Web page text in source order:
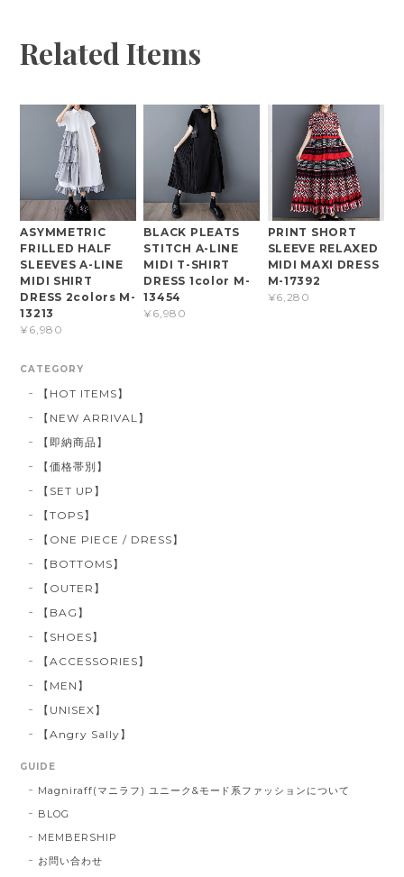
Related Items
ASYMMETRIC
FRILLED HALF
SLEEVES A-LINE
MIDI SHIRT
DRESS 2colors M-
13213
¥6,980
BLACK PLEATS
STITCH A-LINE
MIDI T-SHIRT
DRESS 1color M-
13454
¥6,980
PRINT SHORT
SLEEVE RELAXED
MIDI MAXI DRESS
M-17392
¥6,280
CATEGORY
【HOT ITEMS】
【NEW ARRIVAL】
【即納商品】
【価格帯別】
【SET UP】
【TOPS】
【ONE PIECE / DRESS】
【BOTTOMS】
【OUTER】
【BAG】
【SHOES】
【ACCESSORIES】
【MEN】
【UNISEX】
【Angry Sally】
GUIDE
Magniraff(マニラフ) ユニーク&モード系ファッションについて
BLOG
MEMBERSHIP
お問い合わせ